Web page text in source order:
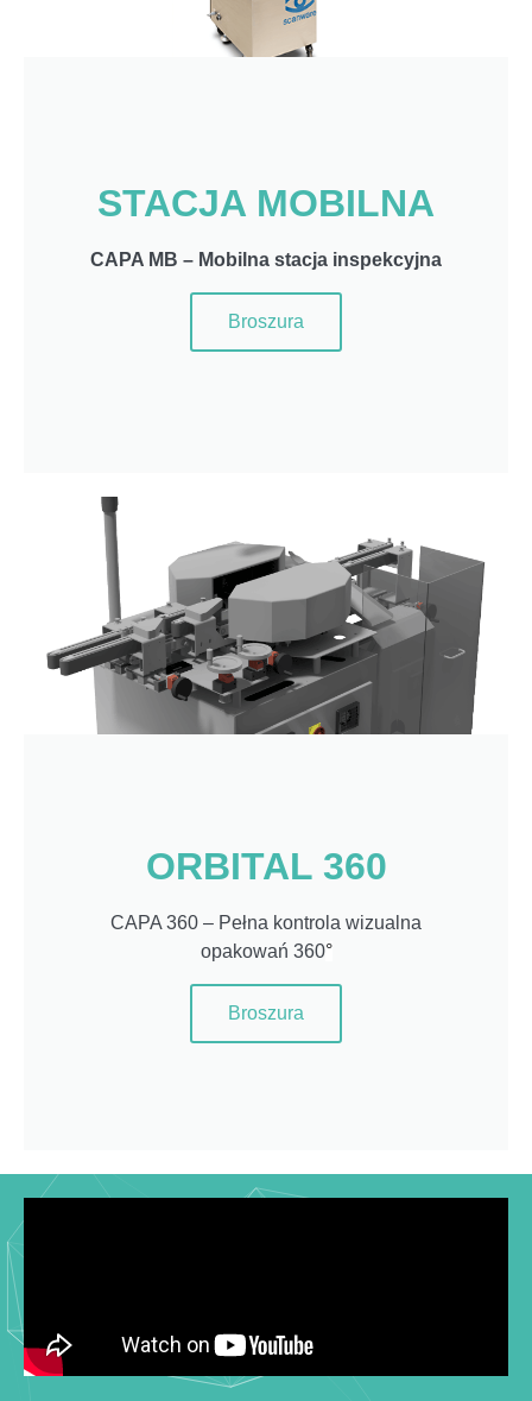
STACJA MOBILNA
CAPA MB – Mobilna stacja inspekcyjna
Broszura
ORBITAL 360
CAPA 360 – Pełna kontrola wizualna
opakowań 360°
Broszura